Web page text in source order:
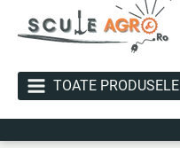
TOATE PRODUSELE